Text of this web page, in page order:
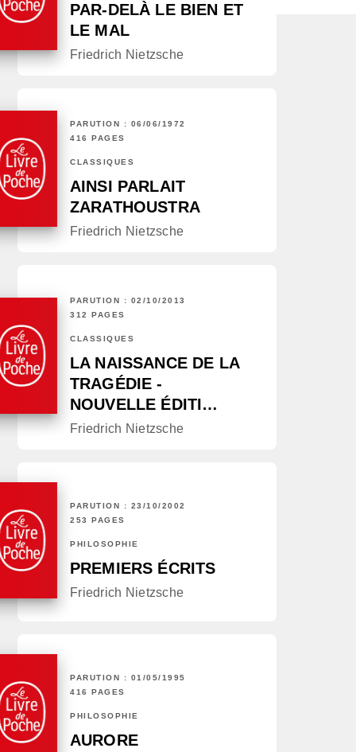
PAR-DELÀ LE BIEN ET
LE MAL
Friedrich Nietzsche
PARUTION : 06/06/1972
416 PAGES
CLASSIQUES
AINSI PARLAIT
ZARATHOUSTRA
Friedrich Nietzsche
PARUTION : 02/10/2013
312 PAGES
CLASSIQUES
LA NAISSANCE DE LA
TRAGÉDIE -
NOUVELLE ÉDITI…
Friedrich Nietzsche
PARUTION : 23/10/2002
253 PAGES
PHILOSOPHIE
PREMIERS ÉCRITS
Friedrich Nietzsche
PARUTION : 01/05/1995
416 PAGES
PHILOSOPHIE
AURORE